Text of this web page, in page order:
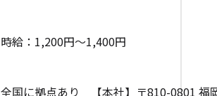
時給：1,200円～1,400円
全国に拠点あり 【本社】〒810-0801 福